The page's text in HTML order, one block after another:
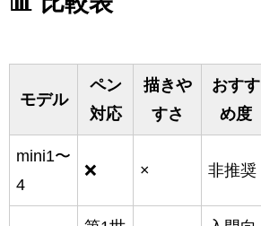
モデル
ペン
対応
描きや
すさ
おすす
め度
mini1〜
4
❌ × 非推奨